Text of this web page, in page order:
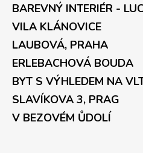
BAREVNÝ INTERIÉR -
VILA KLÁNOVICE
LAUBOVÁ, PRAHA
ERLEBACHOVÁ BOUDA
BYT S VÝHLEDEM NA
SLAVÍKOVA 3, PRAG
V BEZOVÉM ŮDOLÍ